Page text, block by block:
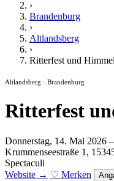
›
Brandenburg
›
Altlandsberg
›
Ritterfest und
Altlandsberg · Brandenburg
Ritterfest
Donnerstag, 14. Mai 2026
Krummenseestraße 1,
Spectaculi
Website → ♡ Merken